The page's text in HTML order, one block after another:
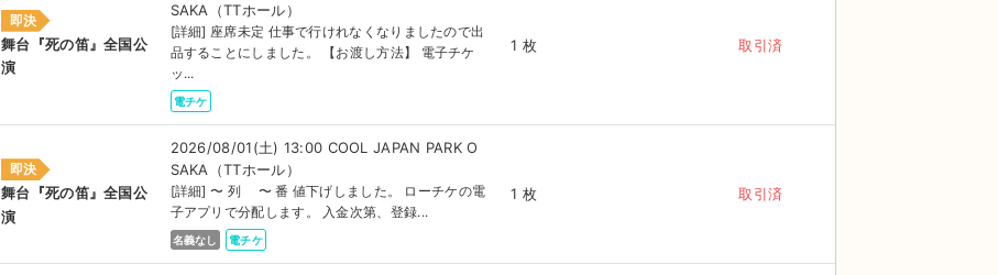
即決
舞台『死の笛』全国公
演
SAKA（TTホール）
[詳細] 座席未定 仕事で行けれなくなりましたので出
品することにしました。 【お渡し方法】 電子チケ
ッ...
電チケ
1 枚 取引済
即決
舞台『死の笛』全国公
演
2026/08/01(土) 13:00 COOL JAPAN PARK O
SAKA（TTホール）
[詳細] 〜 列 〜 番 値下げしました。 ローチケの電
子アプリで分配します。 入金次第、登録...
名義なし 電チケ
1 枚 取引済